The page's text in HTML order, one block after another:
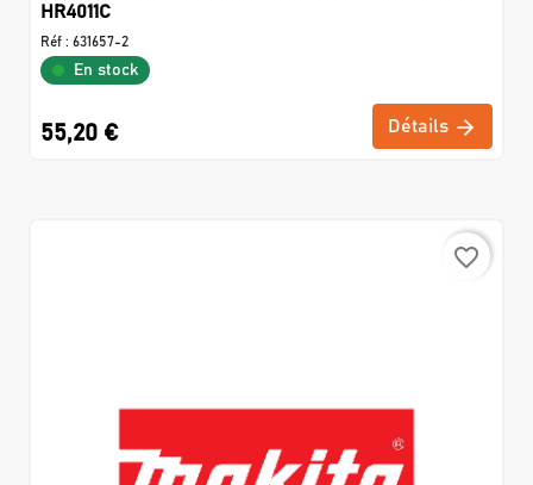
HR4011C
Réf : 631657-2
En stock
55,20 € Détails
favorite_border